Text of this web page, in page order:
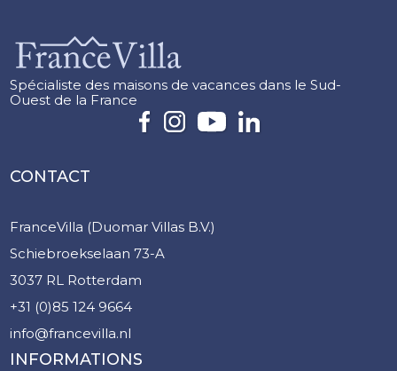
Spécialiste des maisons de vacances dans le Sud-
Ouest de la France
CONTACT
FranceVilla (Duomar Villas B.V.)
Schiebroekselaan 73-A
3037 RL Rotterdam
+31 (0)85 124 9664
info@francevilla.nl
INFORMATIONS